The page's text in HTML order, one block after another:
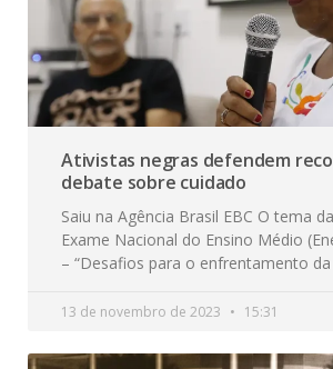
Ativistas negras defendem
debate sobre cuidado
Saiu na Agência Brasil EBC O tema
Exame Nacional do Ensino Médio
– “Desafios para o enfrentamento da
13 de novembro de 2023 15:31